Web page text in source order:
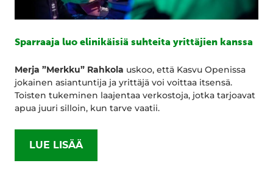
Sparraaja luo elinikäisiä suhteita yrittäjien kanssa
Merja ”Merkku” Rahkola uskoo, että Kasvu Openissa
jokainen asiantuntija ja yrittäjä voi voittaa itsensä.
Toisten tukeminen laajentaa verkostoja, jotka tarjoavat
apua juuri silloin, kun tarve vaatii.
LUE LISÄÄ